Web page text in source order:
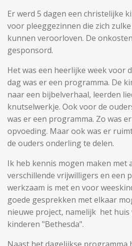
Er werd 5 dagen een christelijke
voor pleeggezinnen die zich
kunnen veroorloven. De
gesponsord.
Het was een heerlijke week voor
dag was er een programma. De
naar een bijbelverhaal, leerden
knutselwerkje. Ook voor de
was er een programma. Zo was
opvoeding. Maar ook was er
de ouders onderling te delen.
Ik heb kennis mogen maken met
verschillende vrijwilligers en een
werkzaam is met en voor
goede gesprekken met elkaar
nieuwe project, namelijk het
kinderen "Bethesda".